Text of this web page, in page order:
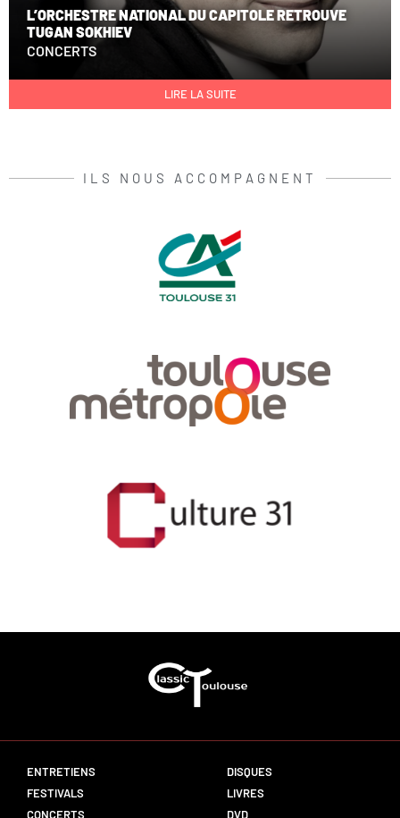
L’ORCHESTRE NATIONAL DU CAPITOLE RETROUVE
TUGAN SOKHIEV
CONCERTS
LIRE LA SUITE
ILS NOUS ACCOMPAGNENT
ENTRETIENS
FESTIVALS
CONCERTS
DISQUES
LIVRES
DVD